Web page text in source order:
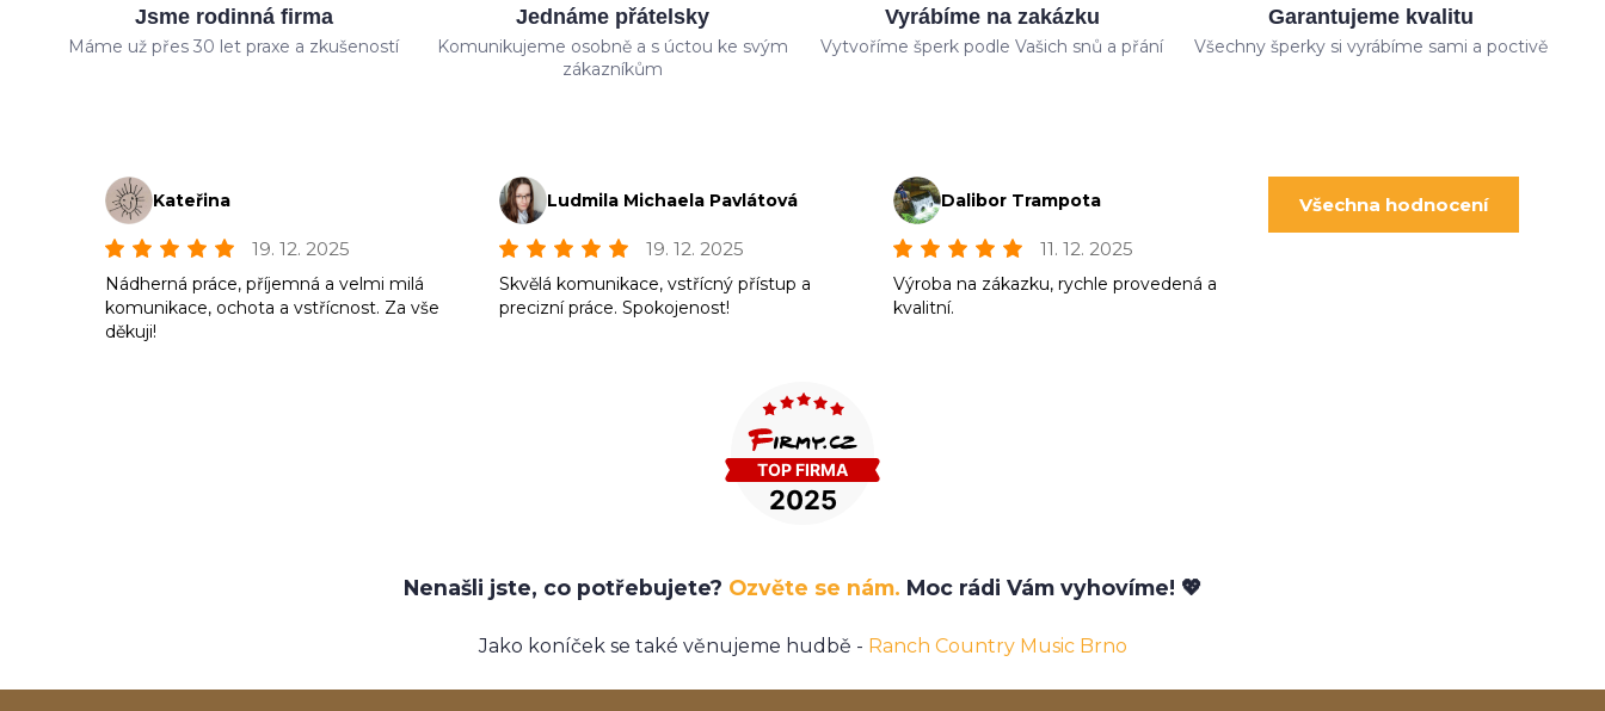
Jsme rodinná firma
Máme už přes 30 let praxe a zkušeností
Jednáme přátelsky
Komunikujeme osobně a s úctou ke svým
zákazníkům
Vyrábíme na zakázku
Vytvoříme šperk podle Vašich snů a přání
Garantujeme kvalitu
Všechny šperky si vyrábíme sami a poctivě
Kateřina
19. 12. 2025
Nádherná práce, příjemná a velmi milá
komunikace, ochota a vstřícnost. Za vše
děkuji!
Ludmila Michaela Pavlátová
19. 12. 2025
Skvělá komunikace, vstřícný přístup a
precizní práce. Spokojenost!
Dalibor Trampota
11. 12. 2025
Výroba na zákazku, rychle provedená a
kvalitní.
Všechna hodnocení
Nenašli jste, co potřebujete? Ozvěte se nám. Moc rádi Vám vyhovíme! 💖
Jako koníček se také věnujeme hudbě - Ranch Country Music Brno